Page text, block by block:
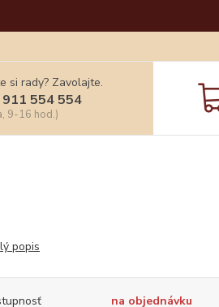
si rady? Zavolajte.
554 554
9-16 hod.)
popis
na objednávku